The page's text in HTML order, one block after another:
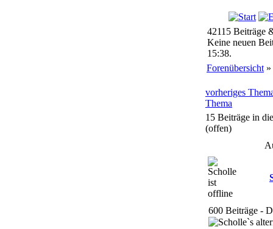
42115 Beiträge
Keine neuen
15:38.
Forenübersicht »
vorheriges
Thema
15 Beiträge in
(offen)
600 Beiträge -